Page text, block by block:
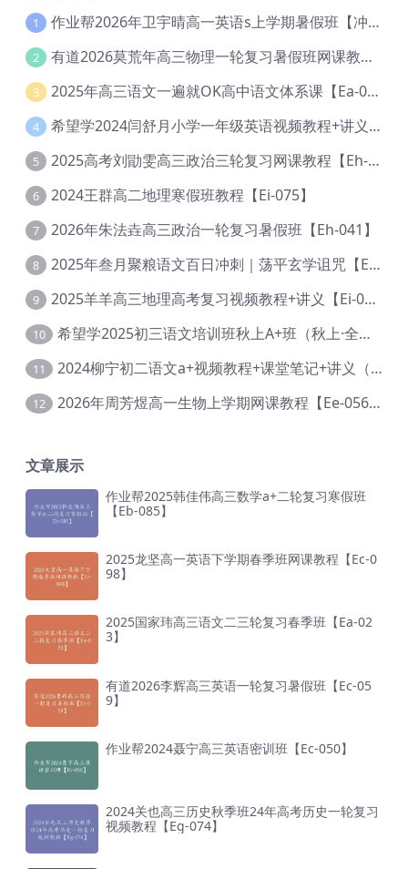
1 作业帮2026年卫宇晴高一英语s上学期暑假班【冲顶班】【Ec-003】
2 有道2026莫荒年高三物理一轮复习暑假班网课教程【Ef-044】
3 2025年高三语文一遍就OK高中语文体系课【Ea-028】
4 希望学2024闫舒月小学一年级英语视频教程+讲义【Cc-004】
5 2025高考刘勖雯高三政治三轮复习网课教程【Eh-061】
6 2024王群高二地理寒假班教程【Ei-075】
7 2026年朱法垚高三政治一轮复习暑假班【Eh-041】
8 2025年叁月聚粮语文百日冲刺｜荡平玄学诅咒【Ea-001】
9 2025羊羊高三地理高考复习视频教程+讲义【Ei-051】
10 希望学2025初三语文培训班秋上A+班（秋上·全国版·A+）【Da-031】
11 2024柳宁初二语文a+视频教程+课堂笔记+讲义（暑假班+秋季班）【Da-003】
12 2026年周芳煜高一生物上学期网课教程【Ee-056】
文章展示
作业帮2025韩佳伟高三数学a+二轮复习寒假班
【Eb-085】
2025龙坚高一英语下学期春季班网课教程【Ec-0
98】
2025国家玮高三语文二三轮复习春季班【Ea-02
3】
有道2026李辉高三英语一轮复习暑假班【Ec-05
9】
作业帮2024聂宁高三英语密训班【Ec-050】
2024关也高三历史秋季班24年高考历史一轮复习
视频教程【Eg-074】